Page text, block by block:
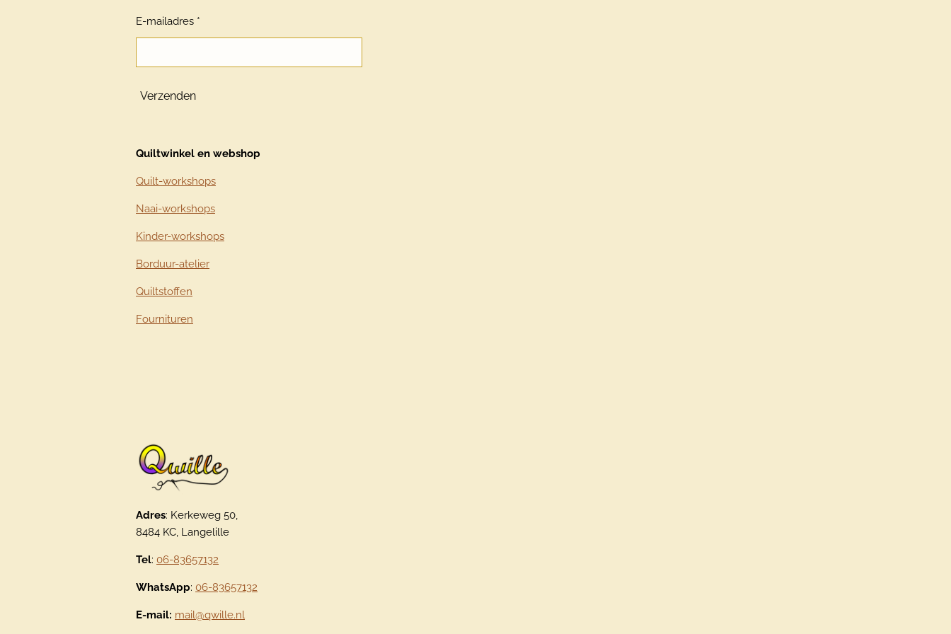
E-mailadres *
Verzenden
Quiltwinkel en webshop
Quilt-workshops
Naai-workshops
Kinder-workshops
Borduur-atelier
Quiltstoffen
Fournituren
Adres: Kerkeweg 50,
8484 KC, Langelille
Tel: 06-83657132
WhatsApp: 06-83657132
E-mail: mail@qwille.nl